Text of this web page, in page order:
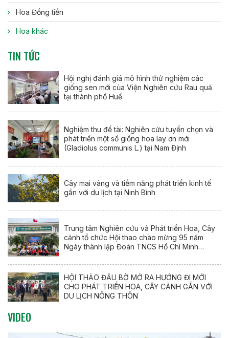
Hoa Đồng tiền
Hoa khác
TIN TỨC
Hội nghị đánh giá mô hình thử nghiệm các
giống sen mới của Viện Nghiên cứu Rau quả
tại thành phố Huế
Nghiệm thu đề tài: Nghiên cứu tuyển chọn và
phát triển một số giống hoa lay ơn mới
(Gladiolus communis L.) tại Nam Định
Cây mai vàng và tiềm năng phát triển kinh tế
gắn với du lịch tại Ninh Bình
Trung tâm Nghiên cứu và Phát triển Hoa, Cây
cảnh tổ chức Hội thao chào mừng 95 năm
Ngày thành lập Đoàn TNCS Hồ Chí Minh
HỘI THẢO ĐẦU BỜ MỞ RA HƯỚNG ĐI MỚI
CHO PHÁT TRIỂN HOA, CÂY CẢNH GẮN VỚI
DU LỊCH NÔNG THÔN
VIDEO